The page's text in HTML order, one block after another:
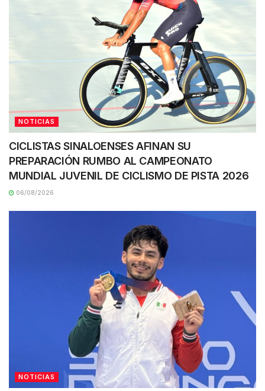
NOTICIAS
CICLISTAS SINALOENSES AFINAN SU
PREPARACIÓN RUMBO AL CAMPEONATO
MUNDIAL JUVENIL DE CICLISMO DE PISTA 2026
06/08/2026
NOTICIAS